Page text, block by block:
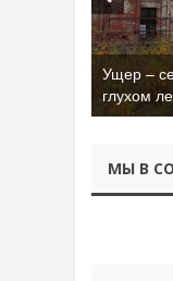
Ущер –
глухом
МЫ В